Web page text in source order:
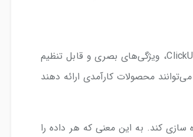
یک پلتفرم بهره‌وری برای اتصال میان کارها و برنامه در یک مکان است. ClickUp، ویژگی‌های بصری و قابل تنظیم
محصولات کارآمدی ارائه دهند
سازی کند. به این معنی که هر داده‌ را